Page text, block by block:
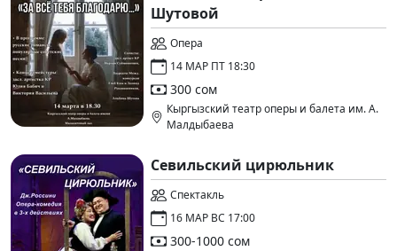
Шутовой
Опера
14 МАР ПТ 18:30
300 сом
Кыргызский театр оперы и балета им. А.
Малдыбаева
Севильский цирюльник
Спектакль
16 МАР ВС 17:00
300-1000 сом